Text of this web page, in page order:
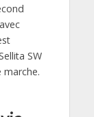
SW
marche.